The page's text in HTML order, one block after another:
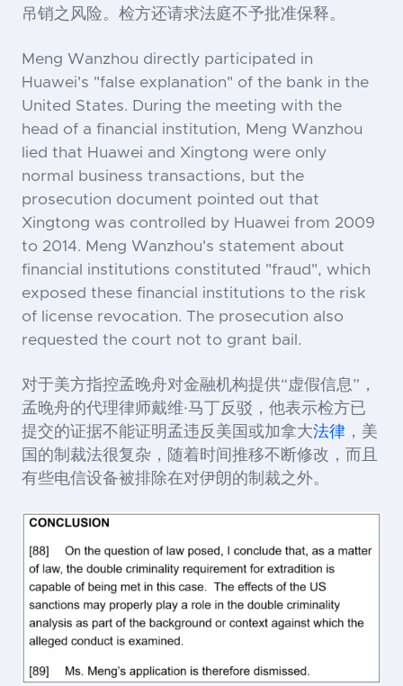
吊销之风险。检方还请求法庭不予批准保释。
Meng Wanzhou directly participated in
Huawei's "false explanation" of the bank in the
United States. During the meeting with the
head of a financial institution, Meng Wanzhou
lied that Huawei and Xingtong were only
normal business transactions, but the
prosecution document pointed out that
Xingtong was controlled by Huawei from 2009
to 2014. Meng Wanzhou's statement about
financial institutions constituted "fraud", which
exposed these financial institutions to the risk
of license revocation. The prosecution also
requested the court not to grant bail.
对于美方指控孟晚舟对金融机构提供“虚假信息”，
孟晚舟的代理律师戴维·马丁反驳，他表示检方已
提交的证据不能证明孟违反美国或加拿大法律 ，美
国的制裁法很复杂，随着时间推移不断修改，而且
有些电信设备被排除在对伊朗的制裁之外。